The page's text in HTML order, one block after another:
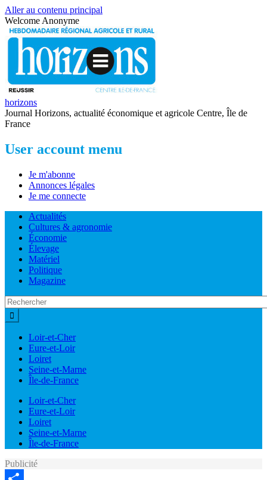
Aller au contenu principal
Welcome Anonyme
horizons
Journal Horizons, actualité économique et agricole Centre, Île de
France
User account menu
Je m'abonne
Annonces légales
Je me connecte
Actualités
Cultures & agronomie
Économie
Élevage
Matériel
Politique
Magazine
Loir-et-Cher
Eure-et-Loir
Loiret
Seine-et-Marne
Île-de-France
Loir-et-Cher
Eure-et-Loir
Loiret
Seine-et-Marne
Île-de-France
Publicité